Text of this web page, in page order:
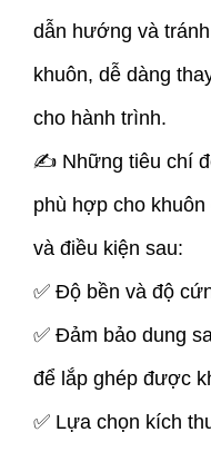
dẫn hướng và
khuôn, dễ dàng
cho hành trình.
✍ Những tiêu chí
phù hợp cho
và điều kiện sau:
✅ Độ bền và độ
✅ Đảm bảo dung
để lắp ghép được
✅ Lựa chọn kích